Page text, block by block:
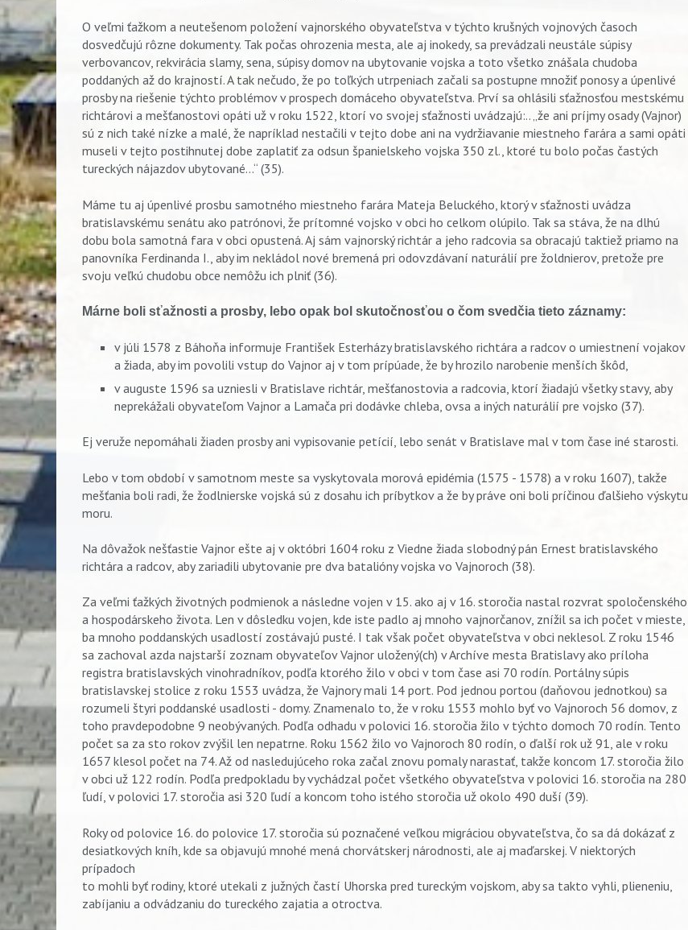
Vyhľadávanie
O veľmi ťažkom a neutešenom položení vajnorského obyvateľstva v týchto krušných vojnových časoch
dosvedčujú rôzne dokumenty. Tak počas ohrozenia mesta, ale aj inokedy, sa prevádzali neustále súpisy
verbovancov, rekvirácia slamy, sena, súpisy domov na ubytovanie vojska a toto všetko znášala chudoba
poddaných až do krajností. A tak nečudo, že po toľkých utrpeniach začali sa postupne množiť ponosy a úpenlivé
prosby na riešenie týchto problémov v prospech domáceho obyvateľstva. Prví sa ohlásili sťažnosťou mestskému
richtárovi a mešťanostovi opáti už v roku 1522, ktorí vo svojej sťažnosti uvádzajú:.. „že ani príjmy osady (Vajnor)
sú z nich také nízke a malé, že napríklad nestačili v tejto dobe ani na vydržiavanie miestneho farára a sami opáti
museli v tejto postihnutej dobe zaplatiť za odsun španielskeho vojska 350 zl., ktoré tu bolo počas častých
tureckých nájazdov ubytované...“ (35).
Máme tu aj úpenlivé prosbu samotného miestneho farára Mateja Beluckého, ktorý v sťažnosti uvádza
bratislavskému senátu ako patrónovi, že prítomné vojsko v obci ho celkom olúpilo. Tak sa stáva, že na dlhú
dobu bola samotná fara v obci opustená. Aj sám vajnorský richtár a jeho radcovia sa obracajú taktiež priamo na
panovníka Ferdinanda I., aby im nekládol nové bremená pri odovzdávaní naturálií pre žoldnierov, pretože pre
svoju veľkú chudobu obce nemôžu ich plniť (36).
Márne boli sťažnosti a prosby, lebo opak bol skutočnosťou o čom svedčia tieto záznamy:
v júli 1578 z Báhoňa informuje František Esterházy bratislavského richtára a radcov o umiestnení vojakov
a žiada, aby im povolili vstup do Vajnor aj v tom prípúade, že by hrozilo narobenie menších škôd,
v auguste 1596 sa uzniesli v Bratislave richtár, mešťanostovia a radcovia, ktorí žiadajú všetky stavy, aby
neprekážali obyvateľom Vajnor a Lamača pri dodávke chleba, ovsa a iných naturálií pre vojsko (37).
Ej veruže nepomáhali žiaden prosby ani vypisovanie petícií, lebo senát v Bratislave mal v tom čase iné starosti.
Lebo v tom období v samotnom meste sa vyskytovala morová epidémia (1575 - 1578) a v roku 1607), takže
mešťania boli radi, že žodlnierske vojská sú z dosahu ich príbytkov a že by práve oni boli príčinou ďalšieho výskytu
moru.
Na dôvažok nešťastie Vajnor ešte aj v októbri 1604 roku z Viedne žiada slobodný pán Ernest bratislavského
richtára a radcov, aby zariadili ubytovanie pre dva batalióny vojska vo Vajnoroch (38).
Za veľmi ťažkých životných podmienok a následne vojen v 15. ako aj v 16. storočia nastal rozvrat spoločenského
a hospodárskeho života. Len v dôsledku vojen, kde iste padlo aj mnoho vajnorčanov, znížil sa ich počet v mieste,
ba mnoho poddanských usadlostí zostávajú pusté. I tak však počet obyvateľstva v obci neklesol. Z roku 1546
sa zachoval azda najstarší zoznam obyvateľov Vajnor uložený(ch) v Archíve mesta Bratislavy ako príloha
registra bratislavských vinohradníkov, podľa ktorého žilo v obci v tom čase asi 70 rodín. Portálny súpis
bratislavskej stolice z roku 1553 uvádza, že Vajnory mali 14 port. Pod jednou portou (daňovou jednotkou) sa
rozumeli štyri poddanské usadlosti - domy. Znamenalo to, že v roku 1553 mohlo byť vo Vajnoroch 56 domov, z
toho pravdepodobne 9 neobývaných. Podľa odhadu v polovici 16. storočia žilo v týchto domoch 70 rodín. Tento
počet sa za sto rokov zvýšil len nepatrne. Roku 1562 žilo vo Vajnoroch 80 rodín, o ďalší rok už 91, ale v roku
1657 klesol počet na 74. Až od nasledujúceho roka začal znovu pomaly narastať, takže koncom 17. storočia žilo
v obci už 122 rodín. Podľa predpokladu by vychádzal počet všetkého obyvateľstva v polovici 16. storočia na 280
ľudí, v polovici 17. storočia asi 320 ľudí a koncom toho istého storočia už okolo 490 duší (39).
Roky od polovice 16. do polovice 17. storočia sú poznačené veľkou migráciou obyvateľstva, čo sa dá dokázať z
desiatkových kníh, kde sa objavujú mnohé mená chorvátskerj národnosti, ale aj maďarskej. V niektorých
prípadoch
to mohli byť rodiny, ktoré utekali z južných častí Uhorska pred tureckým vojskom, aby sa takto vyhli, plieneniu,
zabíjaniu a odvádzaniu do tureckého zajatia a otroctva.